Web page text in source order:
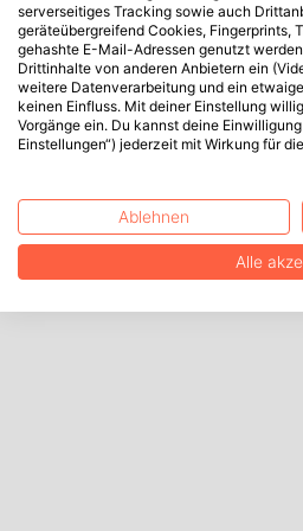
serverseitiges Tracking sowie auch
geräteübergreifend Cookies, Fingerprints,
gehashte E-Mail-Adressen genutzt
Drittinhalte von anderen Anbietern ein
weitere Datenverarbeitung und ein
keinen Einfluss. Mit deiner Einstellung
Vorgänge ein. Du kannst deine
Einstellungen“) jederzeit mit Wirkung für
Ablehnen
Alle